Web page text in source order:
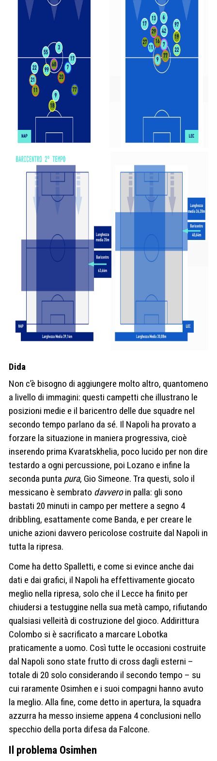
Dida
Non c’è bisogno di aggiungere molto altro, quantomeno
a livello di immagini: questi campetti che illustrano le
posizioni medie e il baricentro delle due squadre nel
secondo tempo parlano da sé. Il Napoli ha provato a
forzare la situazione in maniera progressiva, cioè
inserendo prima Kvaratskhelia, poco lucido per non dire
testardo a ogni percussione, poi Lozano e infine la
seconda punta pura, Gio Simeone. Tra questi, solo il
messicano è sembrato davveroin palla: gli sono
bastati 20 minuti in campo per mettere a segno 4
dribbling, esattamente come Banda, e per creare le
uniche azioni davvero pericolose costruite dal Napoli in
tutta la ripresa.
Come ha detto Spalletti, e come si evince anche dai
dati e dai grafici, il Napoli ha effettivamente giocato
meglio nella ripresa, solo che il Lecce ha finito per
chiudersi a testuggine nella sua metà campo, rifiutando
qualsiasi velleità di costruzione del gioco. Addirittura
Colombo si è sacrificato a marcare Lobotka
praticamente a uomo. Così tutte le occasioni costruite
dal Napoli sono state frutto di cross dagli esterni –
totale di 20 solo considerando il secondo tempo – su
cui raramente Osimhen e i suoi compagni hanno avuto
la meglio. Alla fine, come detto in apertura, la squadra
azzurra ha messo insieme appena 4 conclusioni nello
specchio della porta difesa da Falcone.
Il problema Osimhen